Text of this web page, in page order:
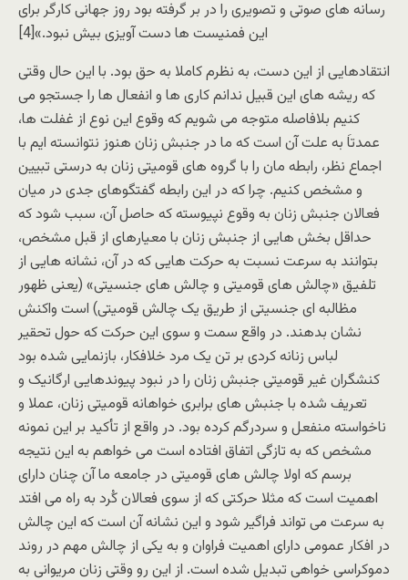
رسانه های صوتی و تصویری را در بر گرفته بود روز جهانی کارگر برای
این فمنیست ها دست آویزی بیش نبود.»[4]
انتقادهایی از این دست، به نظرم کاملا به حق بود. با این حال وقتی
که ریشه های این قبیل ندانم کاری ها و انفعال ها را جستجو می
کنیم بلافاصله متوجه می شویم که وقوع این نوع از غفلت ها،
عمدتاَ به علت آن است که ما در جنبش زنان هنوز نتوانسته ایم با
اجماع نظر، رابطه مان را با گروه های قومیتی زنان به درستی تبیین
و مشخص کنیم. چرا که در این رابطه گفتگوهای جدی در میان
فعالان جنبش زنان به وقوع نپیوسته که حاصل آن، سبب شود که
حداقل بخش هایی از جنبش زنان با معیارهای از قبل مشخص،
بتوانند به سرعت نسبت به حرکت هایی که در آن، نشانه هایی از
تلفیق «چالش های قومیتی و چالش های جنسیتی» (یعنی ظهور
مظالبه ای جنسیتی از طریق یک چالش قومیتی) است واکنش
نشان بدهند. در واقع سمت و سوی این حرکت که حول تحقیر
لباس زنانه کردی بر تن یک مرد خلافکار، بازنمایی شده بود
کنشگران غیر قومیتی جنبش زنان را در نبود پیوندهایی ارگانیک و
تعریف شده با جنبش های برابری خواهانه قومیتی زنان، عملا و
ناخواسته منفعل و سردرگم کرده بود. در واقع از تأکید بر این نمونه
مشخص که به تازگی اتفاق افتاده است می خواهم به این نتیجه
برسم که اولا چالش های قومیتی در جامعه ما آن چنان دارای
اهمیت است که مثلا حرکتی که از سوی فعالان کُرد به راه می افتد
به سرعت می تواند فراگیر شود و این نشانه آن است که این چالش
در افکار عمومی دارای اهمیت فراوان و به یکی از چالش مهم در روند
دموکراسی خواهی تبدیل شده است. از این رو وقتی زنان مریوانی به